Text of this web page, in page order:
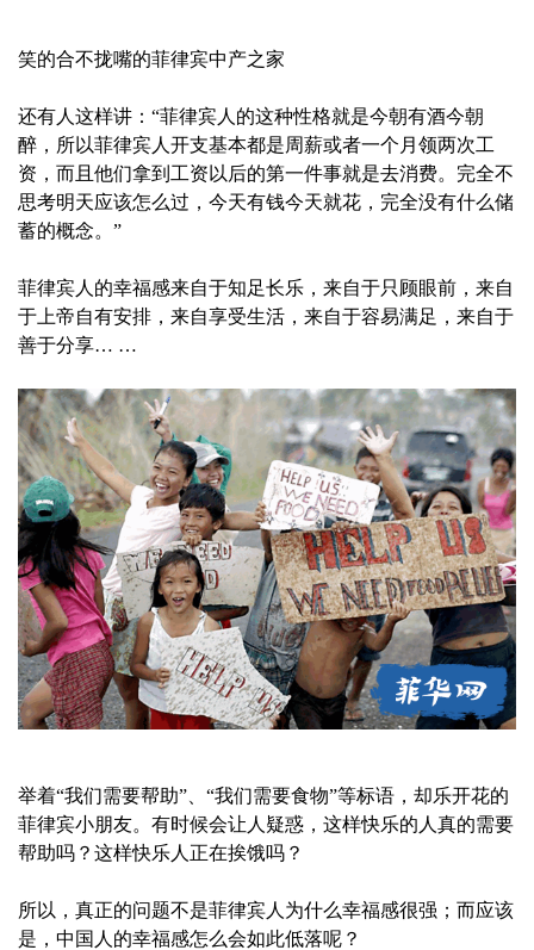
笑的合不拢嘴的菲律宾中产之家
还有人这样讲：“菲律宾人的这种性格就是今朝有酒今朝
醉，所以菲律宾人开支基本都是周薪或者一个月领两次工
资，而且他们拿到工资以后的第一件事就是去消费。完全不
思考明天应该怎么过，今天有钱今天就花，完全没有什么储
蓄的概念。”
菲律宾人的幸福感来自于知足长乐，来自于只顾眼前，来自
于上帝自有安排，来自享受生活，来自于容易满足，来自于
善于分享… …
举着“我们需要帮助”、“我们需要食物”等标语，却乐开花的
菲律宾小朋友。有时候会让人疑惑，这样快乐的人真的需要
帮助吗？这样快乐人正在挨饿吗？
所以，真正的问题不是菲律宾人为什么幸福感很强；而应该
是，中国人的幸福感怎么会如此低落呢？